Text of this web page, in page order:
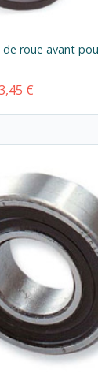
roue avant
€